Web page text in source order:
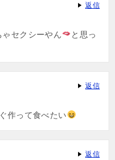
セクシーやん
と思っ
返信
作って食べたい
返信
返信